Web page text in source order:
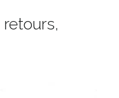
retours,